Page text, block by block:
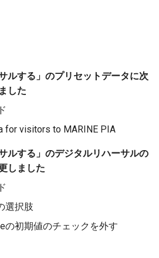
ルする」のプリセットデータに次
した
for visitors to MARINE PIA
ルする」のデジタルリハーサルの
しました
選択肢
の初期値のチェックを外す